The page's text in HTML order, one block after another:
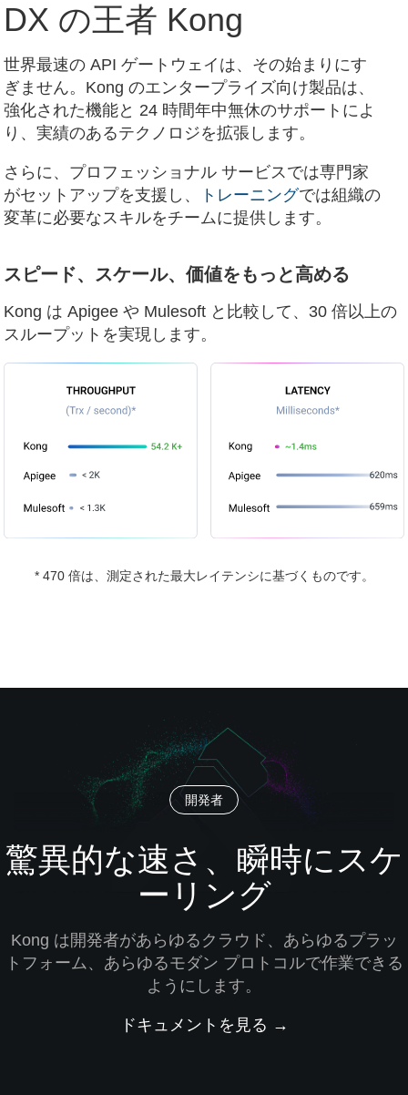
DX の王者 Kong
世界最速の API ゲートウェイは、その始まりにす
ぎません。Kong のエンタープライズ向け製品は、
強化された機能と 24 時間年中無休のサポートによ
り、実績のあるテクノロジを拡張します。
さらに、 プロフェッショナル サービスでは専門家
がセットアップを支援し、
トレーニングでは組織の
変革に必要なスキルをチームに提供します。
スピード、スケール、価値をもっと高める
Kong は Apigee や Mulesoft と比較して、30 倍以上の
スループットを実現します。
* 470 倍は、測定された最大レイテンシに基づくものです。
開発者
驚異的な速さ、瞬時にスケ
ーリング
Kong は開発者があらゆるクラウド、あらゆるプラッ
トフォーム、あらゆるモダン プロトコルで作業できる
ようにします。
ドキュメントを見る →